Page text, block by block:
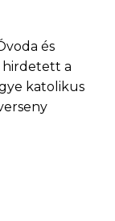
és
hirdetett a
katolikus